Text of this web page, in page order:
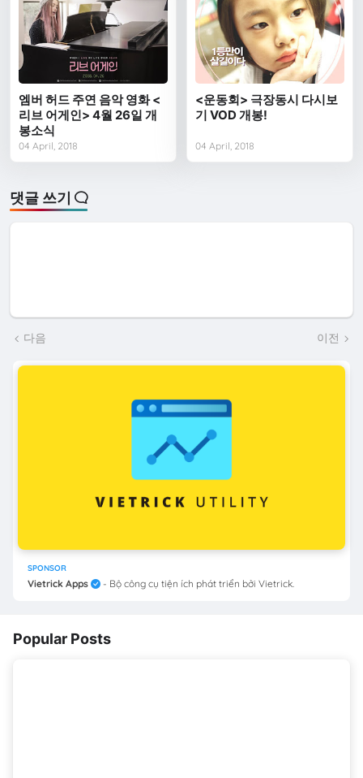
엠버 허드 주연 음악 영화 <
리브 어게인> 4월 26일 개
봉소식
04 April, 2018
<운동회> 극장동시 다시보
기 VOD 개봉!
04 April, 2018
댓글 쓰기
다음 이전
SPONSOR
Vietrick Apps - Bộ công cụ tiện ích phát triển bởi Vietrick.
Popular Posts